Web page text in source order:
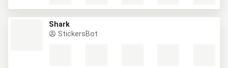
Shark
StickersBot